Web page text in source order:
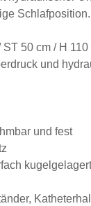
Schlafposition.
50 cm / H
und
und fest
kugelgelagert